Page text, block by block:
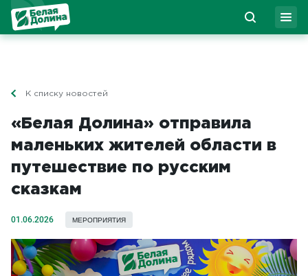
К списку новостей
«Белая Долина» отправила
маленьких жителей области в
путешествие по русским
сказкам
01.06.2026 МЕРОПРИЯТИЯ